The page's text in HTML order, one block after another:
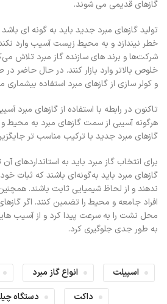
گازهای قدیمی می شوند.
تولید گازهای مبرد جدید باید به گونه ای
خطر نیندازد و به محیط زیست آسیب وارد
شرکت‌ها و برند های سازنده گاز مبرد تلاش
خلوص بالاتر وارد بازار کنند. در حال حاضر
و کولر سازی از گازهای مبرد استفاده
تاکنون در رابطه با استفاده از گازهای مبرد
هرگونه آسیبی از سمت گازهای مبرد به محیط و
گازهای مبرد جدید با ترکیب مناسب تر
برای انتخاب گاز مبرد باید به استانداردهای
گازهای مبرد باید به‌گونه‌ای باشند که ثبات
ندهند و از لحاظ شیمیایی ثابت باشند.
افراد جامعه و محیط را تضمین کنند. اگر
محل نشت را به سرعت پیدا کرد و از آسیب
به طور جدی جلوگیری کرد.
اسپیلت انواع گاز مبرد
داکت
دستگاه